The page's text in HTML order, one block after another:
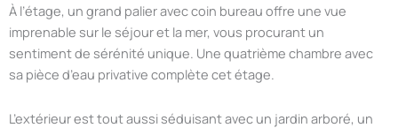
À l’étage, un grand palier avec coin bureau offre une vue
imprenable sur le séjour et la mer, vous procurant un
sentiment de sérénité unique. Une quatrième chambre avec
sa pièce d’eau privative complète cet étage.
L’extérieur est tout aussi séduisant avec un jardin arboré, un